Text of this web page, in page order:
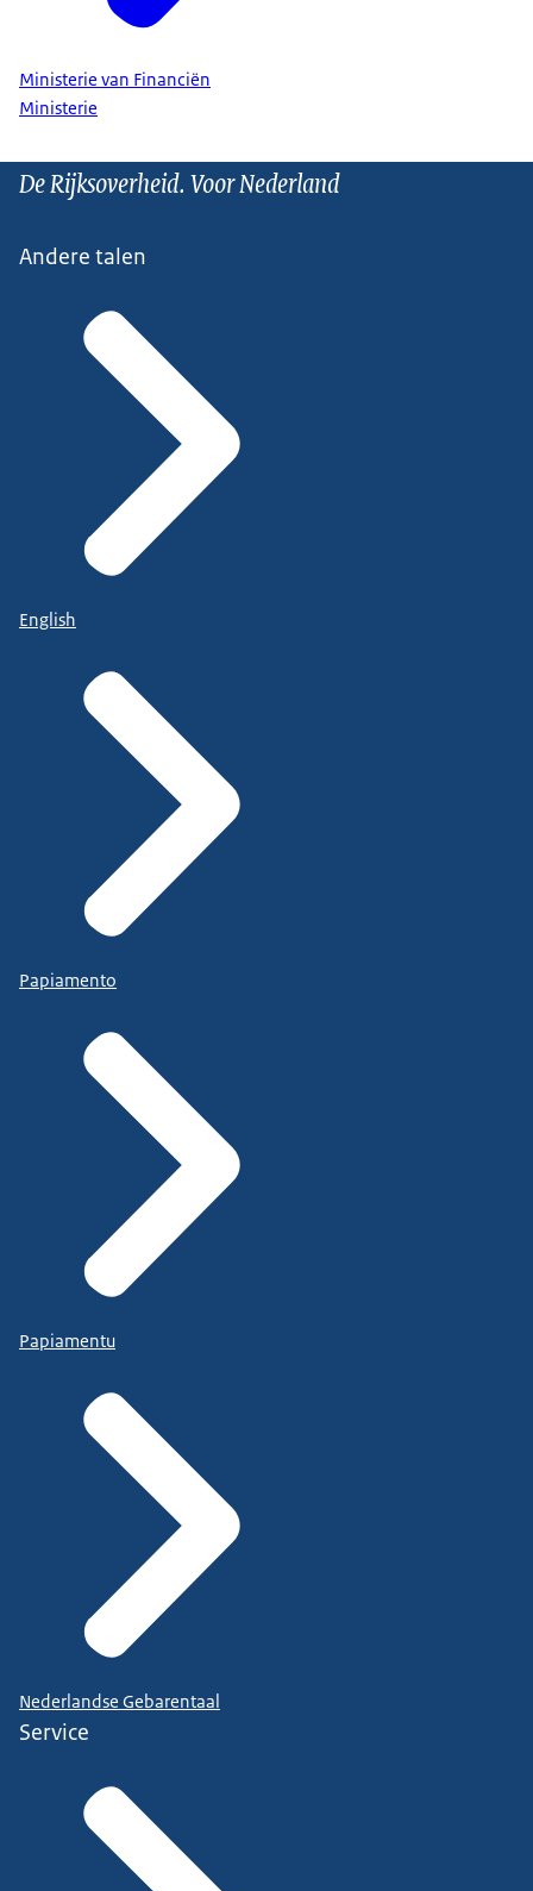
Ministerie van Financiën
Ministerie
De Rijksoverheid. Voor Nederland
Andere talen
English
Papiamento
Papiamentu
Nederlandse Gebarentaal
Service